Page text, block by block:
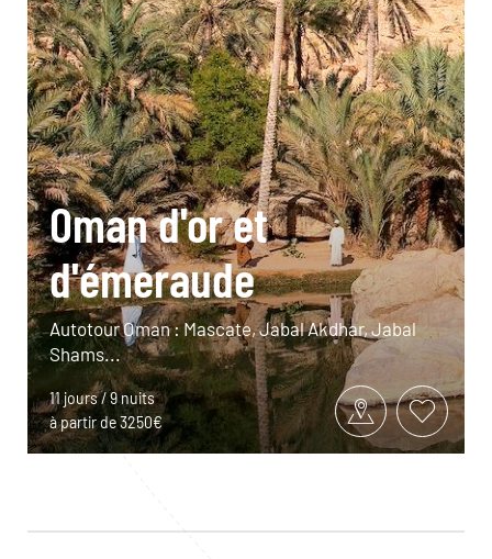
Oman d'or et
d'émeraude
Autotour Oman : Mascate, Jabal Akdhar, Jabal
Shams...
11 jours / 9 nuits
à partir de 3250€